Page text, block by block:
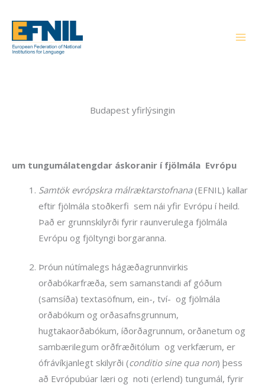
content
Budapest yfirlýsingin
um tungumálatengdar áskoranir í fjölmála Evrópu
Samtök evrópskra málræktarstofnana(EFNIL) kallar
eftir fjölmála stoðkerfi sem nái yfir Evrópu í heild.
Það er grunnskilyrði fyrir raunverulega fjölmála
Evrópu og fjöltyngi borgaranna.
Þróun nútímalegs hágæðagrunnvirkis
orðabókarfræða, sem samanstandi af góðum
(samsíða) textasöfnum, ein-, tví- og fjölmála
orðabókum og orðasafnsgrunnum,
hugtakaorðabókum, íðorðagrunnum, orðanetum og
sambærilegum orðfræðitólum og verkfærum, er
ófrávíkjanlegt skilyrði (conditio sine qua non) þess
að Evrópubúar læri og noti (erlend) tungumál, fyrir